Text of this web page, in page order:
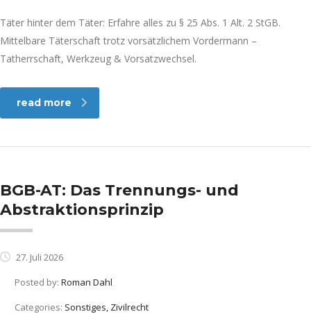
Täter hinter dem Täter: Erfahre alles zu § 25 Abs. 1 Alt. 2 StGB.
Mittelbare Täterschaft trotz vorsätzlichem Vordermann –
Tatherrschaft, Werkzeug & Vorsatzwechsel.
read more
BGB-AT: Das Trennungs- und
Abstraktionsprinzip
27. Juli 2026
Posted by: Roman Dahl
Categories: Sonstiges, Zivilrecht